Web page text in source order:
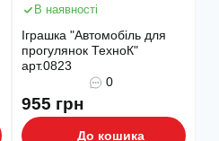
В наявності
Іграшка "Автомобіль для
прогулянок ТехноК"
арт.0823
0
955 грн
До кошика